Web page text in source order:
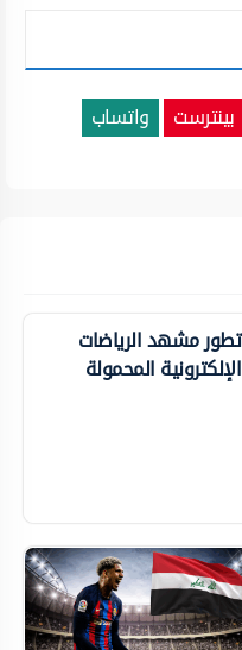
بينترست
واتساب
تطور مشهد الرياضات
الإلكترونية المحمولة